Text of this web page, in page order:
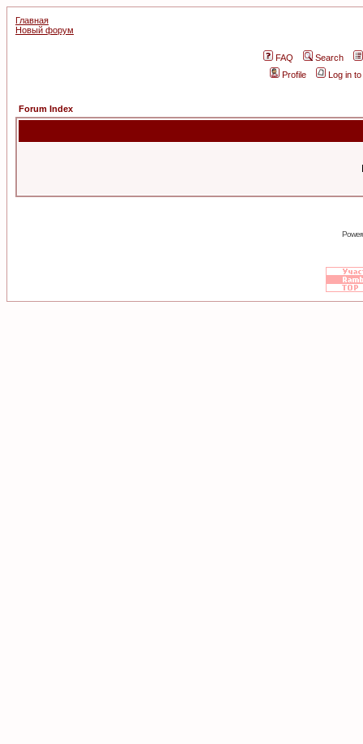
Главная
Новый форум
FAQ
Search
Profile
Log in
Forum Index